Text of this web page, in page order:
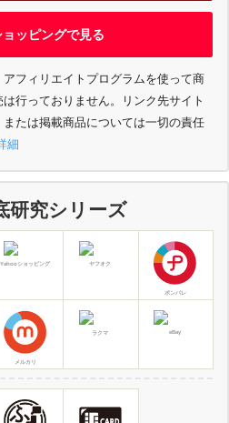
ッピングで見る
フィリエイトプログラムを使って商
行っておりません。リンク先サイト
たは掲載商品については一切の責任
細
研究シリーズ
Yahooショッピング ヤフオク
ポンパレ
メルカリ
ラクマ eBay